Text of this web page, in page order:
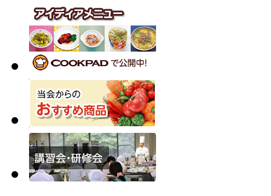
2026.5.18
給食会報「学校給食埼玉」第198号を掲載しました。
2026.5.18
食品情報に「食材紹介」を追加しました。
2026.4.24
食材の自主検査結果について掲載しました。（令和8年
2026.4.3
食材（統一規格米）の放射性物質検査結果を掲載しま
2026.1.28
食品情報に「食材紹介」を追加しました。
2026.1.28
給食会報「学校給食埼玉」第197号を掲載しました。
2025.12.26
食材のヒスタミン検査結果について掲載しました。
2025.12.26